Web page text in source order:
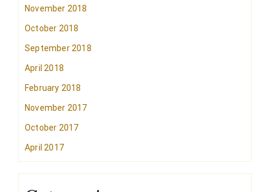
November 2018
October 2018
September 2018
April 2018
February 2018
November 2017
October 2017
April 2017